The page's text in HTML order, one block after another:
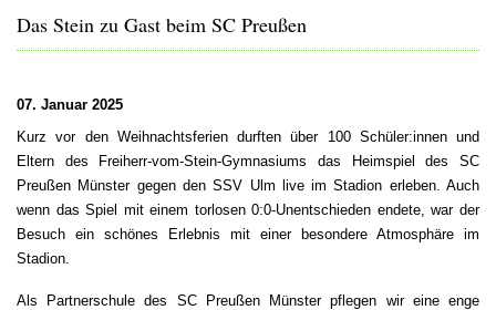
Das Stein zu Gast beim SC Preußen
07. Januar 2025
Kurz vor den Weihnachtsferien durften über 100 Schüler:innen und
Eltern des Freiherr-vom-Stein-Gymnasiums das Heimspiel des SC
Preußen Münster gegen den SSV Ulm live im Stadion erleben. Auch
wenn das Spiel mit einem torlosen 0:0-Unentschieden endete, war der
Besuch ein schönes Erlebnis mit einer besondere Atmosphäre im
Stadion.
Als Partnerschule des SC Preußen Münster pflegen wir eine enge